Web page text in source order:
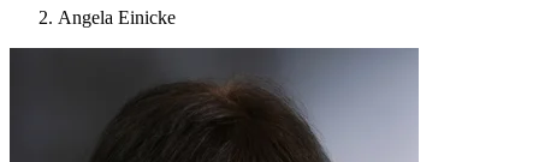
Angela Einicke